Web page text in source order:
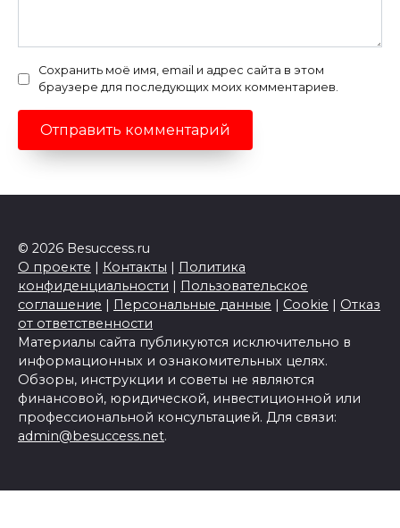
Сохранить моё имя, email и адрес сайта в этом
браузере для последующих моих комментариев.
© 2026 Besuccess.ru
О проекте | Контакты | Политика
конфиденциальности | Пользовательское
соглашение | Персональные данные | Cookie | Отказ
от ответственности
Материалы сайта публикуются исключительно в
информационных и ознакомительных целях.
Обзоры, инструкции и советы не являются
финансовой, юридической, инвестиционной или
профессиональной консультацией. Для связи:
admin@besuccess.net.